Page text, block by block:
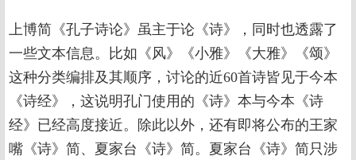
上博简《孔子诗论》虽主于论《诗》，同时也透露了
一些文本信息。比如《风》《小雅》《大雅》《颂》
这种分类编排及其顺序，讨论的近60首诗皆见于今本
《诗经》，这说明孔门使用的《诗》本与今本《诗
经》已经高度接近。除此以外，还有即将公布的王家
嘴《诗》简、夏家台《诗》简。夏家台《诗》简只涉